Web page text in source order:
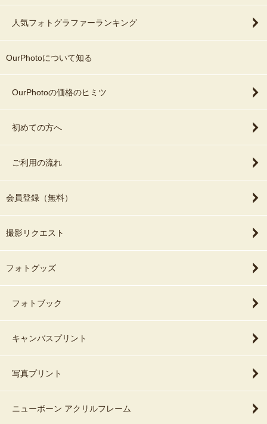
人気フォトグラファーランキング
OurPhotoについて知る
OurPhotoの価格のヒミツ
初めての方へ
ご利用の流れ
会員登録（無料）
撮影リクエスト
フォトグッズ
フォトブック
キャンバスプリント
写真プリント
ニューボーン アクリルフレーム